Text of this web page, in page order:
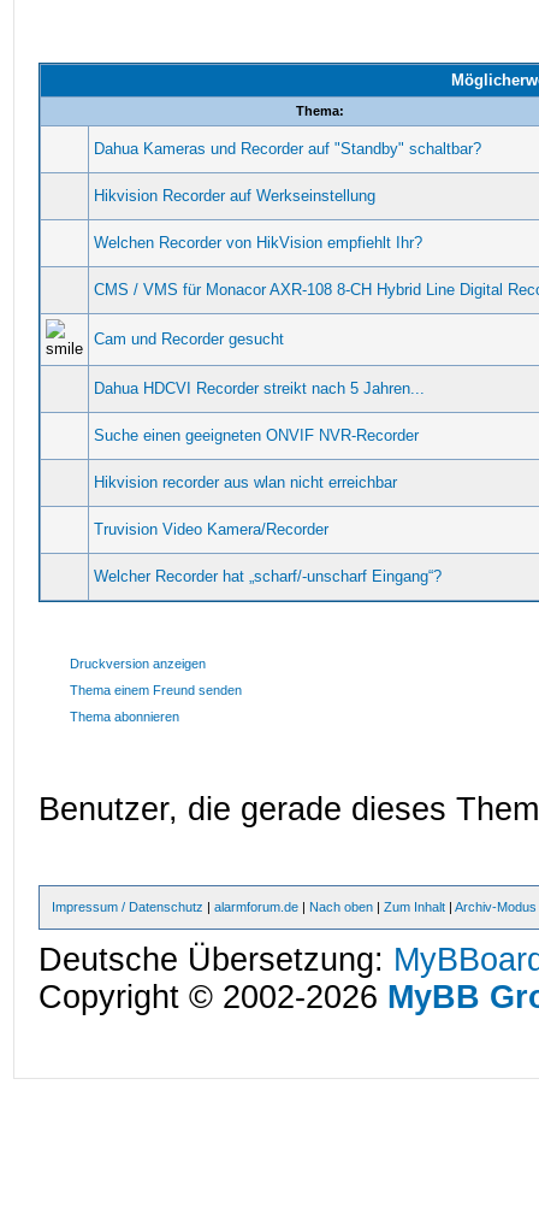
Thema:
Dahua Kameras und Recorder auf "Standby" schaltbar?
Hikvision Recorder auf Werkseinstellung
Welchen Recorder von HikVision empfiehlt Ihr?
CMS / VMS für Monacor AXR-108 8-CH Hybrid Line Digital
Cam und Recorder gesucht
Dahua HDCVI Recorder streikt nach 5 Jahren...
Suche einen geeigneten ONVIF NVR-Recorder
Hikvision recorder aus wlan nicht erreichbar
Truvision Video Kamera/Recorder
Welcher Recorder hat „scharf/-unscharf Eingang“?
Druckversion anzeigen
Thema einem Freund senden
Thema abonnieren
Benutzer, die gerade dieses
Impressum / Datenschutz |alarmforum.de | Nach oben |Zum Inhalt |Archiv-Modus
Deutsche Übersetzung:
Copyright © 2002-2026 MyBB